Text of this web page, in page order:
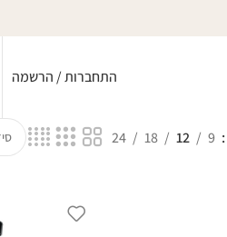
התחברות / הרשמה
9
12
18
24